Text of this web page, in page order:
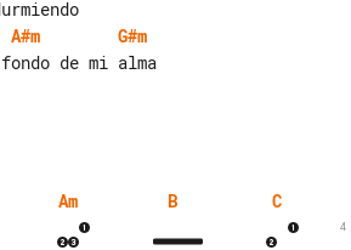
A#m
G#m
Am B C
4